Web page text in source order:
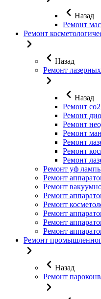
Назад
Ремонт
Ремонт
Назад
Ремонт
Назад
Ремонт co2
Ремонт
Ремонт
Ремонт
Ремонт
Ремонт
Ремонт
Ремонт уф
Ремонт
Ремонт
Ремонт
Ремонт
Ремонт
Ремонт
Ремонт
Ремонт
Назад
Ремонт